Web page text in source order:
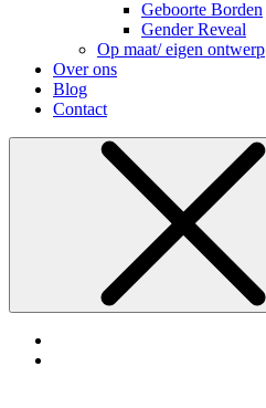
Geboorte Borden
Gender Reveal
Op maat/ eigen ontwerp
Over ons
Blog
Contact